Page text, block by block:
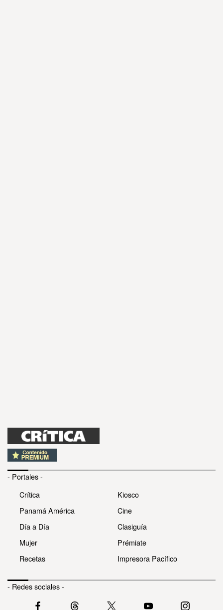
- Portales -
Crítica
Panamá América
Día a Día
Mujer
Recetas
Kiosco
Cine
Clasiguía
Prémiate
Impresora Pacífico
- Redes sociales -